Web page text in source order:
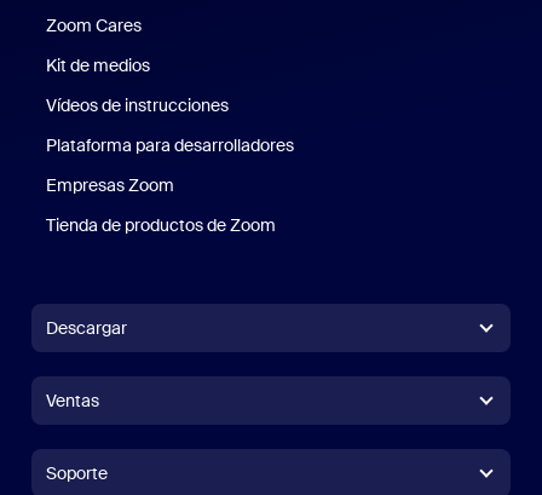
Zoom Cares
Kit de medios
Vídeos de instrucciones
Plataforma para desarrolladores
Empresas Zoom
Tienda de productos de Zoom
Descargar
Aplicación Zoom RoomsAplicación Zoom Rooms
Zoom Rooms Controller
Ventas
Soporte
Soporte